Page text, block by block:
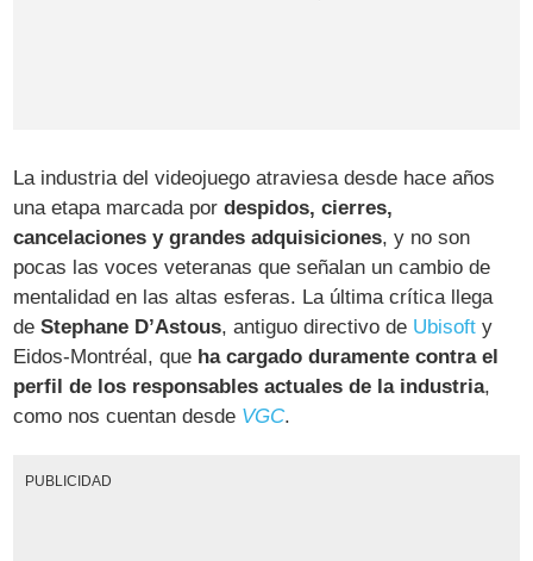
La industria del videojuego atraviesa desde hace años
una etapa marcada pordespidos, cierres,
cancelaciones y grandes adquisiciones, y no son
pocas las voces veteranas que señalan un cambio de
mentalidad en las altas esferas. La última crítica llega
deStephane D’Astous, antiguo directivo de Ubisoft y
Eidos-Montréal, que ha cargado duramente contra el
perfil de los responsables actuales de la industria,
como nos cuentan desde VGC.
PUBLICIDAD